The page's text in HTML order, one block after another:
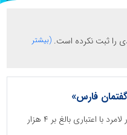
را ثبت نکرده است. (بیشتر
فارس»
آغاز بهره‌برداری از ۶۸ پروژه عمرانی در لامرد با اعتباری بالغ بر ۴ هزار